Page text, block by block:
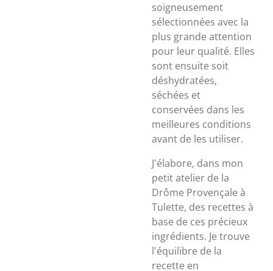
soigneusement
sélectionnées avec la
plus grande attention
pour leur qualité. Elles
sont ensuite soit
déshydratées,
séchées et
conservées dans les
meilleures conditions
avant de les utiliser.
J'élabore, dans mon
petit atelier de la
Drôme Provençale à
Tulette, des recettes à
base de ces précieux
ingrédients. Je trouve
l'équilibre de la
recette en